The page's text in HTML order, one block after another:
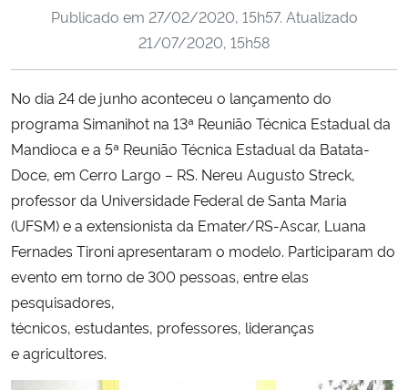
Ministério da Cidadania
Ministério de Minas e Energia
Ministério da Ciência, Tecnologia, Inovações e Comunicações
Ministério do Meio Ambiente
Ministério do Turismo
Ministério do Desenvolvimento Regional
Controladoria-Geral da União
Publicado em 27/02/2020, 15h57. Atualizado
21/07/2020, 15h58
No dia 24 de junho aconteceu o lançamento do
programa Simanihot na 13ª Reunião Técnica Estadual da
Mandioca e a 5ª Reunião Técnica Estadual da Batata-
Doce, em Cerro Largo – RS. Nereu Augusto Streck,
professor da Universidade Federal de Santa Maria
(UFSM) e a extensionista da Emater/RS-Ascar, Luana
Fernades Tironi apresentaram o modelo. Participaram do
evento em torno de 300 pessoas, entre elas
pesquisadores,
técnicos, estudantes, professores, lideranças
e agricultores.